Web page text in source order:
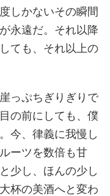
しかないその瞬間
永遠だ。それ以降
ても、それ以上の
っぷちぎりぎりで
の前にしても、僕
今、律義に我慢し
ーツを数倍も甘
少し、ほんの少し
杯の美酒へと変わ